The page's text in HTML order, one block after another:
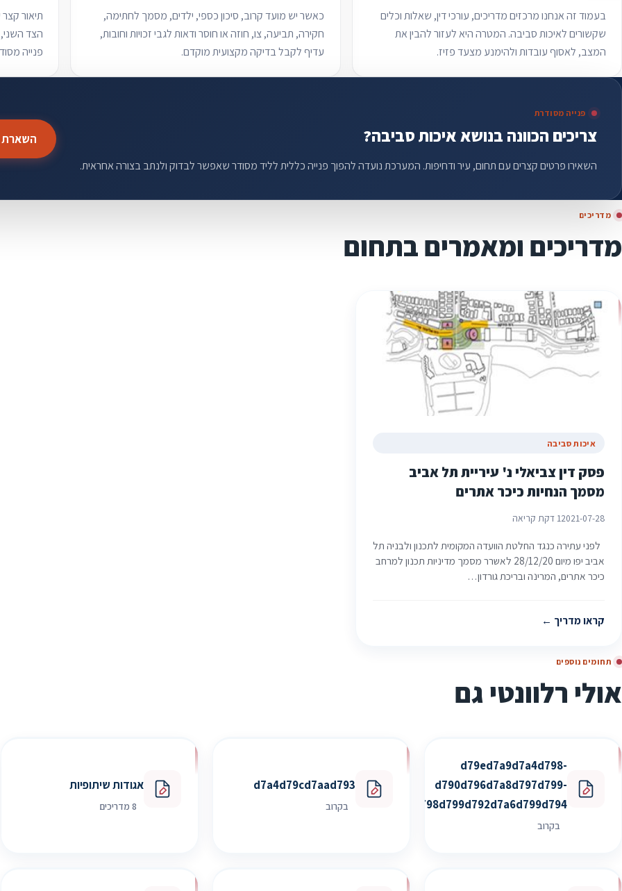
בעמוד זה אנחנו מרכזים מדריכים, עורכי דין, שאלות וכלים
שקשורים לאיכות סביבה. המטרה היא לעזור להבין את
המצב, לאסוף עובדות ולהימנע מצעד פזיז.
כאשר יש מועד קרוב, סיכון כספי, ילדים, מסמך לחתימה,
חקירה, תביעה, צו, חוזה או חוסר ודאות לגבי זכויות וחובות,
עדיף לקבל בדיקה מקצועית מוקדם.
תיאור
הצד
פנייה
פנייה מסודרת
צריכים הכוונה בנושא איכות סביבה?
השאירו פרטים קצרים עם תחום, עיר ודחיפות. המערכת נועדה להפוך פנייה כללית לליד מסודר שאפשר לבדוק ולנתב בצורה אחראית.
השארת
מדריכים
מדריכים ומאמרים בתחום
איכות סביבה
פסק דין צביאלי נ' עיריית תל אביב
מסמך הנחיות כיכר אתרים
2021-07-281 דקת קריאה
לפני עתירה כנגד החלטת הוועדה המקומית לתכנון ולבניה תל
אביב יפו מיום 28/12/20 לאשרר מסמך מדיניות תכנון למרחב
כיכר אתרים, המרינה ובריכת גורדון…
קראו מדריך
תחומים נוספים
אולי רלוונטי גם
d79ed7a9d7a4d798-
d790d796d7a8d797d799-
d795d79cd799d798d799d792d7a6d799d794
בקרוב
d7a4d79cd7aad793
בקרוב
אגודות שיתופיות
8 מדריכים